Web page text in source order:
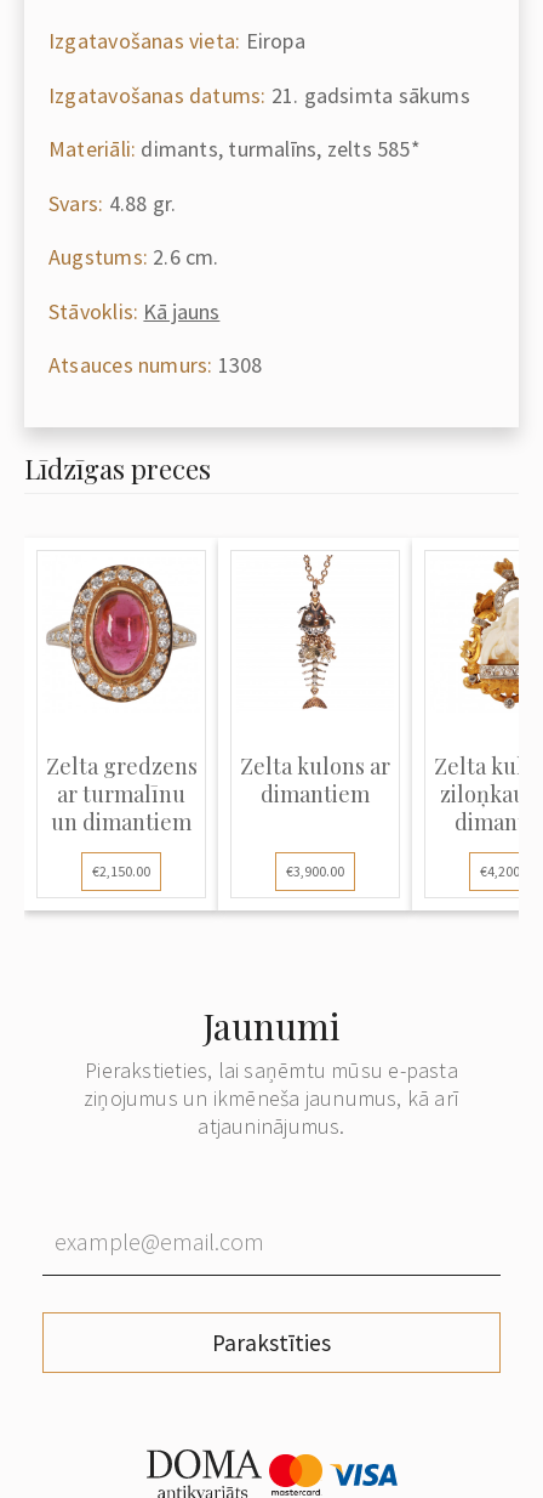
Izgatavošanas vieta: Eiropa
Izgatavošanas datums: 21. gadsimta sākums
Materiāli: dimants, turmalīns, zelts 585*
Svars: 4.88 gr.
Augstums: 2.6 cm.
Stāvoklis: Kā jauns
Atsauces numurs: 1308
Līdzīgas preces
Zelta gredzens
ar turmalīnu
un dimantiem
€2,150.00
Zelta kulons ar
dimantiem
€3,900.00
Zelta
€4,200.00
Jaunumi
Pierakstieties, lai saņēmtu mūsu e-pasta
ziņojumus un ikmēneša jaunumus, kā arī
atjauninājumus.
Parakstīties